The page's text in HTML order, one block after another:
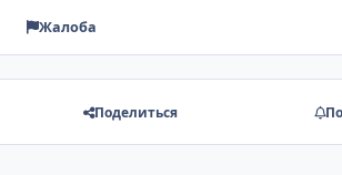
Жалоба
Поделиться